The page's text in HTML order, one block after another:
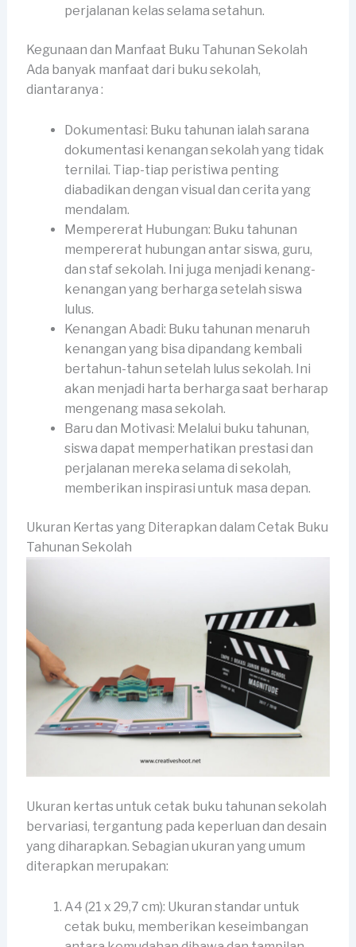
perjalanan kelas selama setahun.
Kegunaan dan Manfaat Buku Tahunan Sekolah
Ada banyak manfaat dari buku sekolah,
diantaranya :
Dokumentasi: Buku tahunan ialah sarana
dokumentasi kenangan sekolah yang tidak
ternilai. Tiap-tiap peristiwa penting
diabadikan dengan visual dan cerita yang
mendalam.
Mempererat Hubungan: Buku tahunan
mempererat hubungan antar siswa, guru,
dan staf sekolah. Ini juga menjadi kenang-
kenangan yang berharga setelah siswa
lulus.
Kenangan Abadi: Buku tahunan menaruh
kenangan yang bisa dipandang kembali
bertahun-tahun setelah lulus sekolah. Ini
akan menjadi harta berharga saat berharap
mengenang masa sekolah.
Baru dan Motivasi: Melalui buku tahunan,
siswa dapat memperhatikan prestasi dan
perjalanan mereka selama di sekolah,
memberikan inspirasi untuk masa depan.
Ukuran Kertas yang Diterapkan dalam Cetak Buku
Tahunan Sekolah
Ukuran kertas untuk cetak buku tahunan sekolah
bervariasi, tergantung pada keperluan dan desain
yang diharapkan. Sebagian ukuran yang umum
diterapkan merupakan:
A4 (21 x 29,7 cm): Ukuran standar untuk
cetak buku, memberikan keseimbangan